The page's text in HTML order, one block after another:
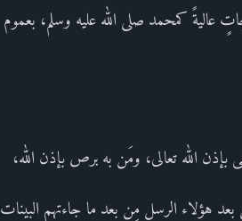
عاليةً كمحمد صلى الله عليه وسلم، بعموم
بإذن الله تعالى، ومَن به برص بإذن الله،
بعد هؤلاء الرسل مِن بعد ما جاءتهم البينات